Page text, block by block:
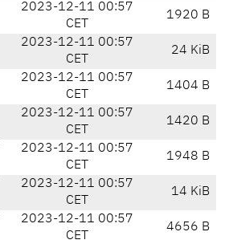
2023-12-11 00:57
CET
1920 B
2023-12-11 00:57
CET
24 KiB
2023-12-11 00:57
CET
1404 B
2023-12-11 00:57
CET
1420 B
2023-12-11 00:57
CET
1948 B
2023-12-11 00:57
CET
14 KiB
2023-12-11 00:57
CET
4656 B